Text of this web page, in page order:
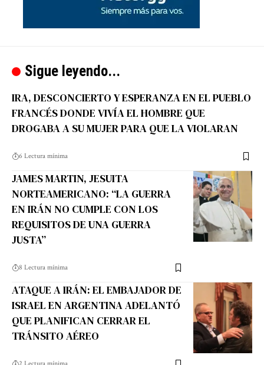
Sigue leyendo...
IRA, DESCONCIERTO Y ESPERANZA EN EL PUEBLO
FRANCÉS DONDE VIVÍA EL HOMBRE QUE
DROGABA A SU MUJER PARA QUE LA VIOLARAN
6 Lectura mínima
JAMES MARTIN, JESUITA
NORTEAMERICANO: “LA GUERRA
EN IRÁN NO CUMPLE CON LOS
REQUISITOS DE UNA GUERRA
JUSTA”
8 Lectura mínima
ATAQUE A IRÁN: EL EMBAJADOR DE
ISRAEL EN ARGENTINA ADELANTÓ
QUE PLANIFICAN CERRAR EL
TRÁNSITO AÉREO